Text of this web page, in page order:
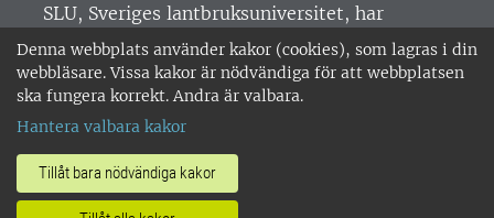
Denna webbplats använder kakor (cookies), som lagras i din
webbläsare. Vissa kakor är nödvändiga för att webbplatsen
ska fungera korrekt. Andra är valbara.
Hantera valbara kakor
Tillåt bara nödvändiga kakor
SLU, Sveriges lantbruksuniversitet, har
verksamhet över hela Sverige. Huvudorter är
Alnarp, Uppsala och Umeå.SLU är
miljöcertifierat enligt ISO 14001. •
018-67 10 00 • Org nr: 202100-2817 •
Om SLU:s webbplatser
•Hantera kakor•Behandling av